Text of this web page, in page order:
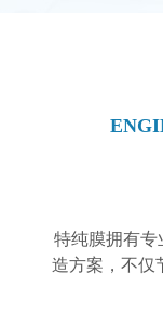
特纯膜拥有专
造方案，不仅